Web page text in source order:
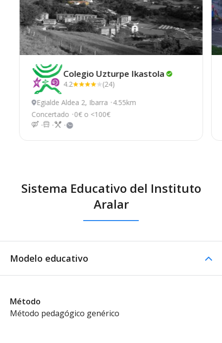
Colegio Uzturpe Ikastola
4.2
(24)
Egialde Aldea 2, Ibarra 4.55km
Concertado 0€ o <100€
Sistema Educativo del Instituto
Aralar
Modelo educativo
Método
Método pedagógico genérico